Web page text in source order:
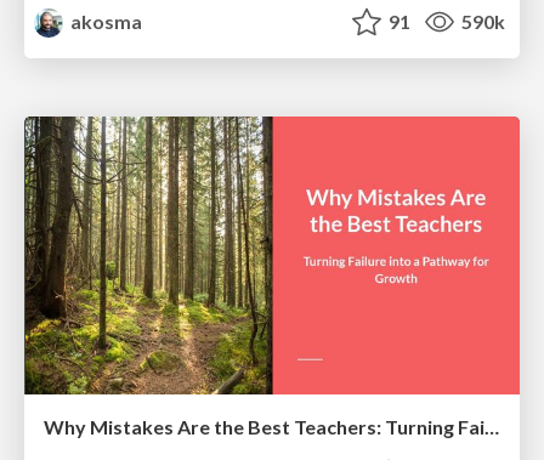
akosma
91 590k
Why Mistakes Are the Best Teachers: Turning Failure into a Pathway for Growth